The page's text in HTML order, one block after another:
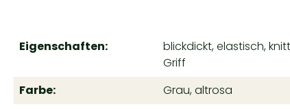
Eigenschaften:
blickdickt, elastisch,
Griff
Farbe:
Grau, altrosa